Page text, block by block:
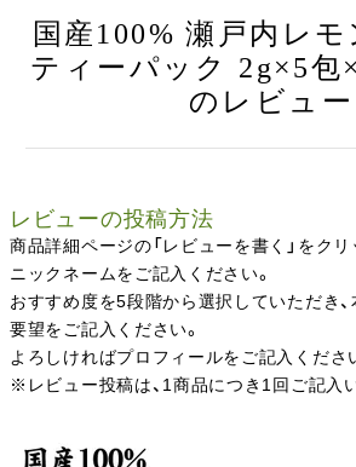
国産100% 瀬戸内レ
ティーパック 2g×5包
のレビュー
レビューの投稿方法
商品詳細ページの「レビューを書く」をクリ
ニックネームをご記入ください。
おすすめ度を5段階から選択していただき
要望をご記入ください。
よろしければプロフィールをご記入くださ
※レビュー投稿は、1商品につき1回ご記入